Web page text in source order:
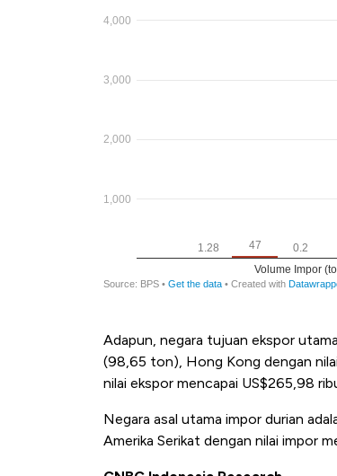
Adapun, negara tujuan ekspor
(98,65 ton), Hong Kong dengan
nilai ekspor mencapai US$265,98
Negara asal utama impor durian
Amerika Serikat dengan nilai impor